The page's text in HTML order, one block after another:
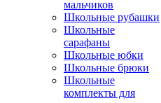
мальчиков
Школьные рубашки
Школьные
сарафаны
Школьные юбки
Школьные брюки
Школьные
комплекты для